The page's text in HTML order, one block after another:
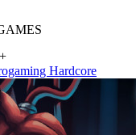
+
Hardcore